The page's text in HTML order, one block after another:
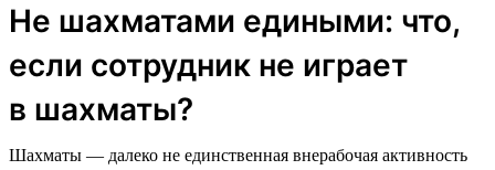
Не шахматами едиными: что,
если сотрудник не играет
в шахматы?
Шахматы — далеко не единственная внерабочая активность